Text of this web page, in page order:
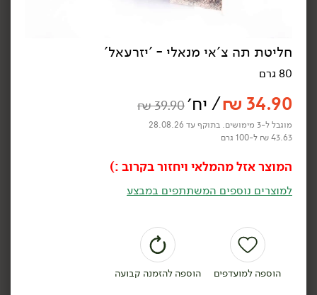
חליטת תה אנגלי שחור -
'יזרעאל'
69.80 ₪ ל-100 גרם
הוספה לסל
חליטת תה צ'אי מנאלי - 'יזרעאל'
80 גרם
34.90
₪/ יח׳39.90
₪
מוגבל ל-3 מימושים. בתוקף עד 28.08.26
43.63 ₪ ל-100 גרם
המוצר אזל מהמלאי ויחזור בקרוב :)
למוצרים נוספים המשתתפים במבצע
הוספה למועדפים הוספה להזמנה קבועה